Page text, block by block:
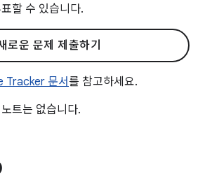
할 수 있습니다.
로운 문제 제출하기
Tracker 문서를 참고하세요.
트는 없습니다.